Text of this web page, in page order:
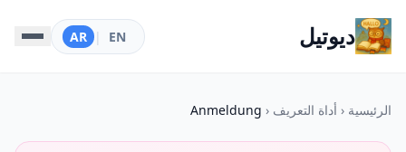
ديوتيل EN
|
AR
الرئيسية ‹ أداة التعريف ‹
Anmeldung